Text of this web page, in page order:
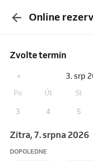
Online
Zvolte termín
3. srp
Po Út St
3 4 5
Zítra, 7. srpna 2026
DOPOLEDNE